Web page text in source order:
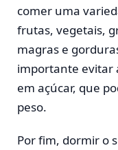
comer uma
frutas, vegetais,
magras e
importante evitar
em açúcar, que
peso.
Por fim, dormir o